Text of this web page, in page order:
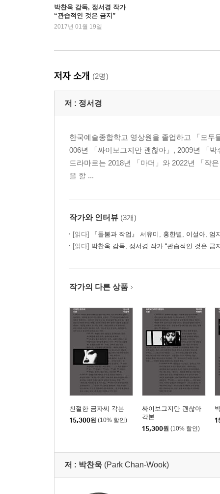
박찬욱 감독, 정서경 작가
“관습적인 것은 금지”
2017년 01월 19일
저자 소개 (2명)
저 : 정서경
한국예술종합학교 영상원을 졸업하고 「모두
006년 「싸이보그지만 괜찮아」, 2009년 「
드라마로는 2018년 「마더」와 2022년 「작
을 할 ...
작가와 인터뷰 (3개)
[읽다]
『돌봄과 작업』 서유미, 홍한별, 이설아, 엄
[읽다] 박찬욱 감독, 정서경 작가 “관습적인 것은 금
작가의 다른 상품
친절한 금자씨 각본
15,300원 (10% 할인)
싸이보그지만 괜찮아
각본
15,300원 (10% 할인)
저 : 박찬욱 (Park Chan-Wook)